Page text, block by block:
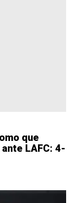
que
LAFC: 4-